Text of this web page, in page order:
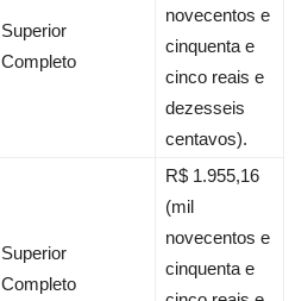
Superior
Completo
novecentos e
cinquenta e
cinco reais e
dezesseis
centavos).
Superior
Completo
R$ 1.955,16
(mil
novecentos e
cinquenta e